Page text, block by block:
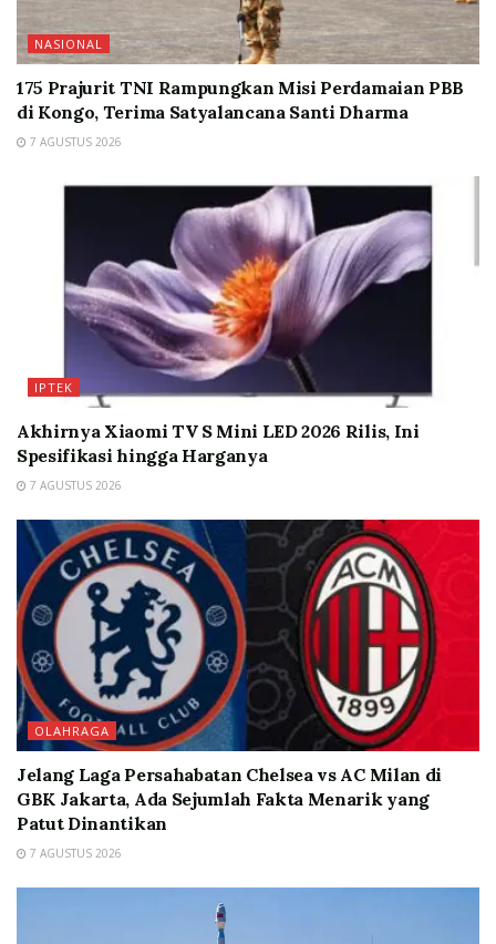
NASIONAL
175 Prajurit TNI Rampungkan Misi Perdamaian PBB
di Kongo, Terima Satyalancana Santi Dharma
7 AGUSTUS 2026
IPTEK
Akhirnya Xiaomi TV S Mini LED 2026 Rilis, Ini
Spesifikasi hingga Harganya
7 AGUSTUS 2026
OLAHRAGA
Jelang Laga Persahabatan Chelsea vs AC Milan di
GBK Jakarta, Ada Sejumlah Fakta Menarik yang
Patut Dinantikan
7 AGUSTUS 2026